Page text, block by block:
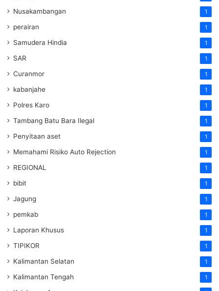
Nusakambangan 1
perairan 1
Samudera Hindia 1
SAR 1
Curanmor 1
kabanjahe 1
Polres Karo 1
Tambang Batu Bara Ilegal 1
Penyitaan aset 1
Memahami Risiko Auto Rejection 1
REGIONAL 1
bibit 1
Jagung 1
pemkab 1
Laporan Khusus 1
TIPIKOR 1
Kalimantan Selatan 1
Kalimantan Tengah 1